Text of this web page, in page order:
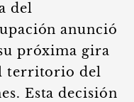
del
anunció
próxima gira
territorio del
Esta decisión